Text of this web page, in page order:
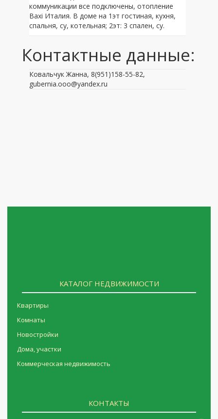
коммуникации все подключены, отопление
Baxi Италия. В доме на 1эт гостиная, кухня,
спальня, су, котельная; 2эт: 3 спален, су.
Контактные данные:
Ковальчук Жанна, 8(951)158-55-82,
gubernia.ooo@yandex.ru
КАТАЛОГ НЕДВИЖИМОСТИ
Квартиры
Комнаты
Новостройки
Дома, участки
Коммерческая недвижимость
КОНТАКТЫ